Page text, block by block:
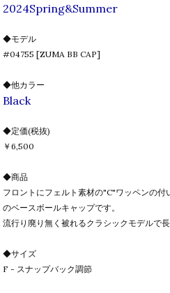
2024Spring&Summer
◆モデル
#04755 [ZUMA BB CAP]
◆他カラー
Black
◆定価(税抜)
￥6,500
◆商品
フロントにフェルト素材の"C"ワッペンの付
のベースボールキャップです。
流行り廃り無く被れるクラシックモデルで長
◆サイズ
F - スナップバック調節